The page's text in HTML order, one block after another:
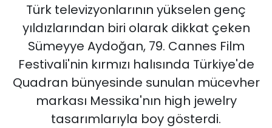
Türk televizyonlarının yükselen genç
yıldızlarından biri olarak dikkat çeken
Sümeyye Aydoğan, 79. Cannes Film
Festivali'nin kırmızı halısında Türkiye'de
Quadran bünyesinde sunulan mücevher
markası Messika'nın high jewelry
tasarımlarıyla boy gösterdi.